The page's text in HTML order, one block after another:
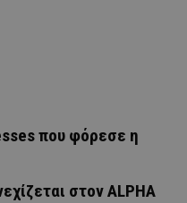
που φόρεσε η
στον ALPHA